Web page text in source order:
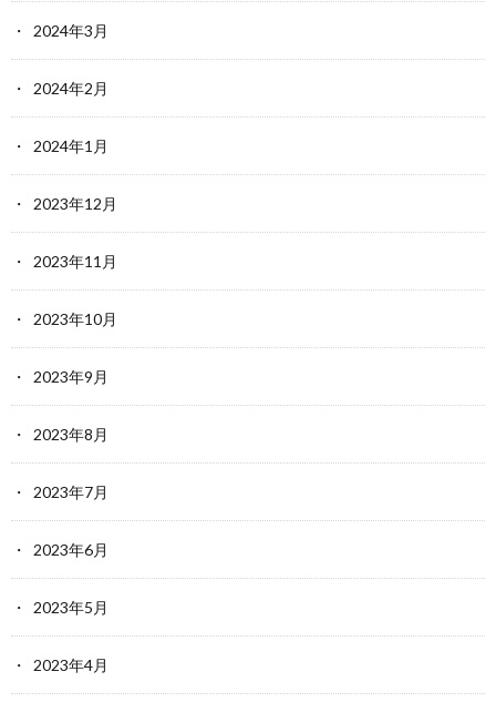
2024年3月
2024年2月
2024年1月
2023年12月
2023年11月
2023年10月
2023年9月
2023年8月
2023年7月
2023年6月
2023年5月
2023年4月